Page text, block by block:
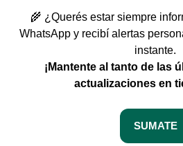
🌾 ¿Querés estar siempre
WhatsApp y recibí alertas
instante.
¡Mantente al tanto de las
actualizaciones en
SUMATE